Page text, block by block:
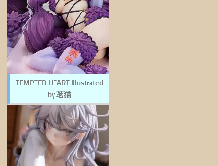
TEMPTED HEART Illustrated
by 茗猫